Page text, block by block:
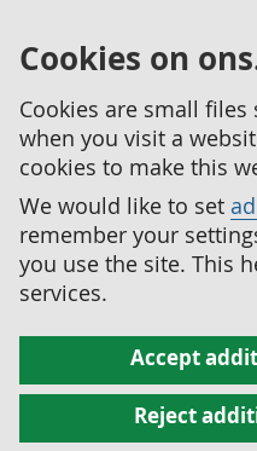
Cookies on
Cookies are small
when you visit a
cookies to make this
We would like to set
remember your
you use the site. This
services.
Accept
Reject